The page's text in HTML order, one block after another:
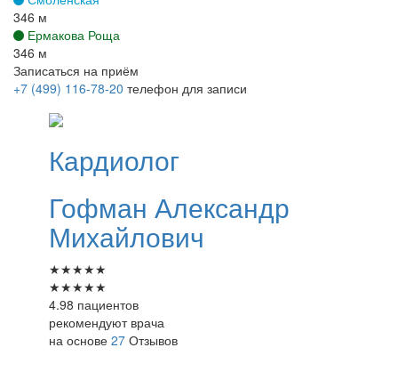
346 м
Ермакова Роща
346 м
Записаться на приём
+7 (499) 116-78-20 телефон для записи
Кардиолог
Гофман Александр
Михайлович
★★★★★
★★★★★
4.98 пациентов
рекомендуют врача
на основе 27 Отзывов